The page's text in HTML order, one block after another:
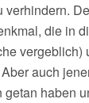
verhindern.
die in
vergeblich)
auch
haben